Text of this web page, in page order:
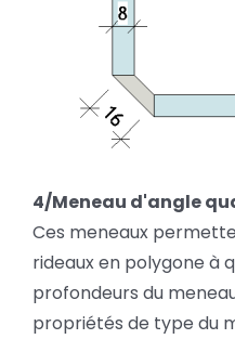
4/Meneau d'angle
Ces meneaux
rideaux en polygone à
profondeurs du
propriétés de type du